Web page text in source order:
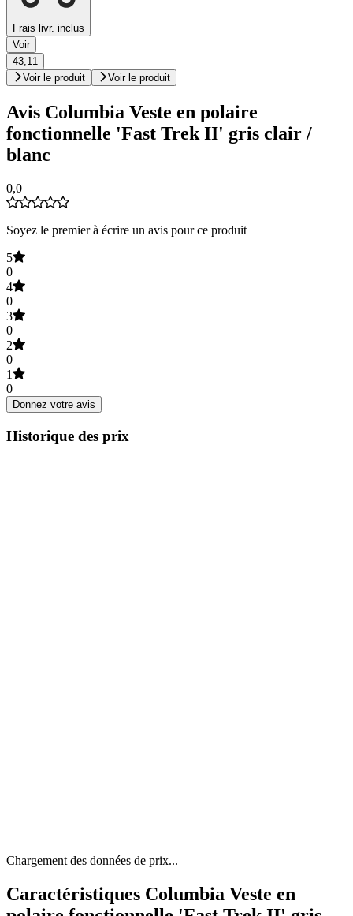
Frais livr. inclus
Voir
43,11
Voir le produit
Voir le produit
Avis Columbia Veste en polaire
fonctionnelle 'Fast Trek II' gris clair /
blanc
0,0
Soyez le premier à écrire un avis pour ce produit
5
0
4
0
3
0
2
0
1
0
Donnez votre avis
Historique des prix
Chargement des données de prix...
Caractéristiques Columbia Veste en